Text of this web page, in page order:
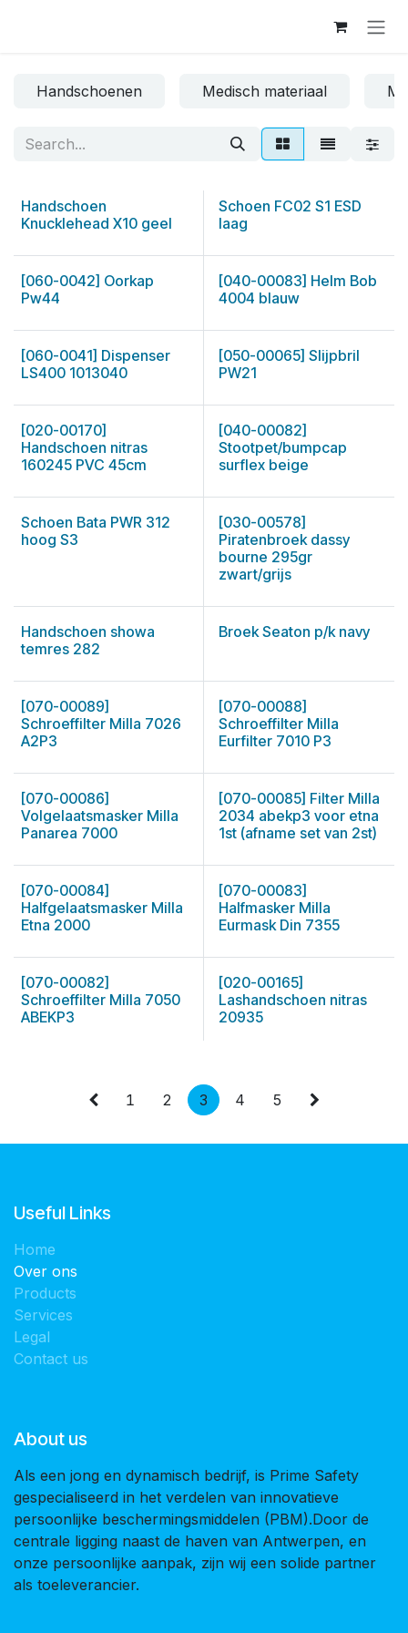
Handschoenen Medisch materiaal
Handschoen
Knucklehead X10 geel
Schoen FC02 S1 ESD
laag
[060-0042] Oorkap
Pw44
[040-00083] Helm Bob
4004 blauw
[060-0041] Dispenser
LS400 1013040
[050-00065] Slijpbril
PW21
[020-00170]
Handschoen nitras
160245 PVC 45cm
[040-00082]
Stootpet/bumpcap
surflex beige
Schoen Bata PWR 312
hoog S3
[030-00578]
Piratenbroek dassy
bourne 295gr
zwart/grijs
Handschoen showa
temres 282
Broek Seaton p/k navy
[070-00089]
Schroeffilter Milla 7026
A2P3
[070-00088]
Schroeffilter Milla
Eurfilter 7010 P3
[070-00086]
Volgelaatsmasker Milla
Panarea 7000
[070-00085] Filter Milla
2034 abekp3 voor etna
1st (afname set van 2st)
[070-00084]
Halfgelaatsmasker Milla
Etna 2000
[070-00083]
Halfmasker Milla
Eurmask Din 7355
[070-00082]
Schroeffilter Milla 7050
ABEKP3
[020-00165]
Lashandschoen nitras
20935
1 2 3 4 5
Useful Links
Home
Over ons
Products
Services
Legal
Contact us
About us
Als een jong en dynamisch bedrijf, is Prime Safety
gespecialiseerd in het verdelen van innovatieve
persoonlijke beschermingsmiddelen (PBM).Door de
centrale ligging naast de haven van Antwerpen, en
onze persoonlijke aanpak, zijn wij een solide partner
als toeleverancier.